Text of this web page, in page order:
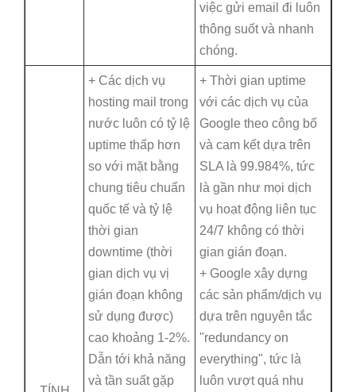
việc gửi email đi luôn
thông suốt và nhanh
chóng.
+ Các dịch vụ
hosting mail trong
nước luôn có tỷ lệ
uptime thấp hơn
so với mặt bằng
chung tiêu chuẩn
quốc tế và tỷ lệ
thời gian
downtime (thời
gian dịch vụ vị
gián đoạn không
sử dụng được)
cao khoảng 1-2%.
Dẫn tới khả năng
và tần suất gặp
+ Thời gian uptime
với các dịch vụ của
Google theo công bố
và cam kết dựa trên
SLA là 99.984%, tức
là gần như mọi dịch
vụ hoạt động liên tục
24/7 không có thời
gian gián đoạn.
+ Google xây dựng
các sản phẩm/dịch vụ
dựa trên nguyên tắc
"redundancy on
everything", tức là
luôn vượt quá nhu